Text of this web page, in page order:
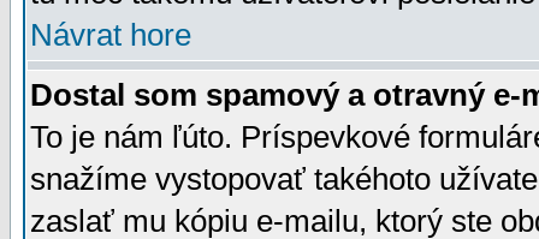
Návrat hore
Dostal som spamový a otravný e-
To je nám ľúto. Príspevkové
snažíme vystopovať takéhoto
zaslať mu kópiu e-mailu, ktorý ste